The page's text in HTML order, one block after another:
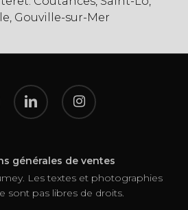
Gouville-sur-Mer
linkedin instagram
générales de ventes
Les textes et photographies
sont pas libres de droits.